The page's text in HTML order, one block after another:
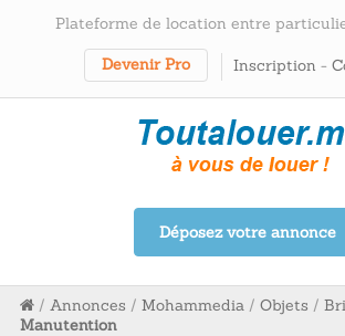
Plateforme de location entre
Devenir Pro Inscription -
Déposez votre annonce
/ Annonces / Mohammedia / Objets /
Manutention